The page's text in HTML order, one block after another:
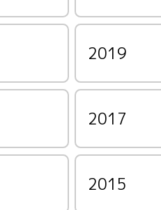
2019
2017
2015